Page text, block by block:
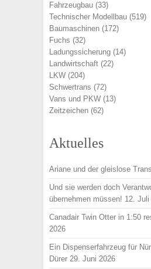
Fahrzeugbau (33)
Technischer Modellbau (519)
Baumaschinen (172)
Fuchs (32)
Ladungssicherung (14)
Landwirtschaft (22)
LKW (204)
Schwertrans (72)
Vans und PKW (13)
Zeitzeichen (62)
Aktuelles
Ariane und der gleislose
Und sie werden doch
übernehmen müssen! 12. Juli
Canadair Twin Otter in 1:50
2026
Ein Dispenserfahrzeug für
Dürer 29. Juni 2026